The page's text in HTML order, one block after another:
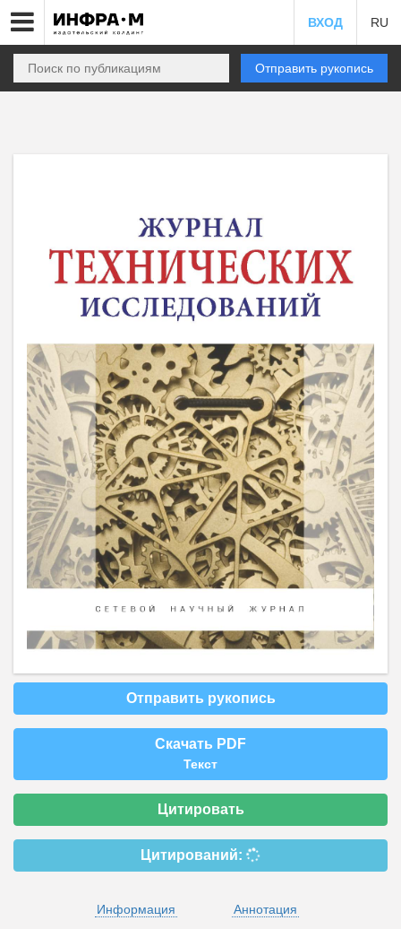
ВХОД RU
Отправить рукопись
Отправить рукопись
Скачать PDF
Текст
Цитировать
Цитирований:
Информация
Аннотация